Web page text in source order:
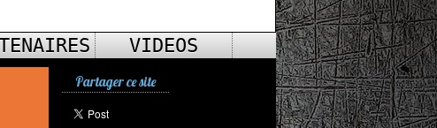
VIDEOS
Partager ce site